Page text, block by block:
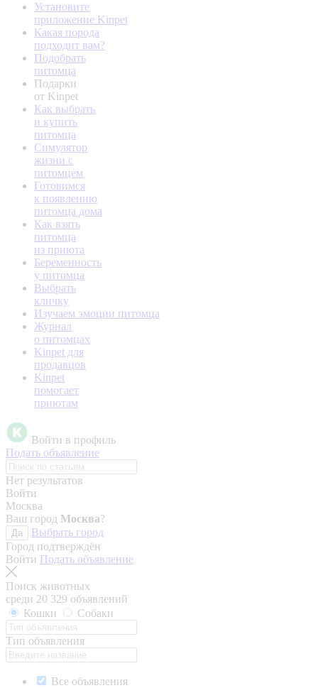
Установите
приложение Kinpet
Какая порода
подходит вам?
Подобрать
питомца
Подарки
от Kinpet
Как выбрать
и купить
питомца
Симулятор
жизни с
питомцем
Готовимся
к появлению
питомца дома
Как взять
питомца
из приюта
Беременность
у питомца
Выбрать
кличку
Изучаем эмоции питомца
Журнал
о питомцах
Kinpet для
продавцов
Kinpet
помогает
приютам
Войти в профиль
Подать объявление
Нет результатов
Войти
Москва
Ваш город Москва?
Да
Выбрать город
Город подтверждён
Войти Подать объявление
Поиск животных
среди 20 329 объявлений
Кошки
Собаки
Тип объявления
Все объявления